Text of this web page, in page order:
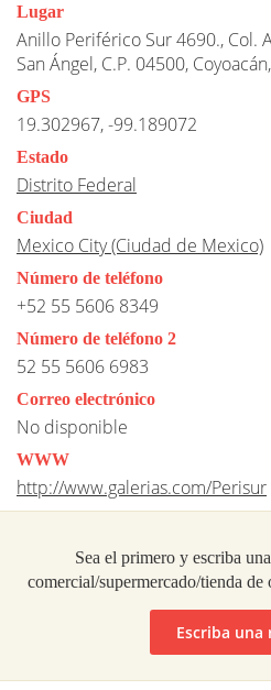
Lugar
Anillo Periférico Sur 4690., Col.
San Ángel, C.P. 04500,
GPS
19.302967, -99.189072
Estado
Distrito Federal
Ciudad
Mexico City (Ciudad de Mexico)
Número de teléfono
+52 55 5606 8349
Número de teléfono 2
52 55 5606 6983
Correo electrónico
No disponible
WWW
http://www.galerias.com/Perisur
Sea el primero y escriba
comercial/supermercado/tienda de
Escriba una